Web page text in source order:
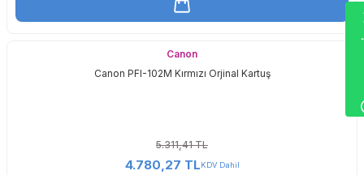
Canon
Canon PFI-102M Kırmızı Orjinal Kartuş
5.311,41 TL
4.780,27 TLKDV Dahil